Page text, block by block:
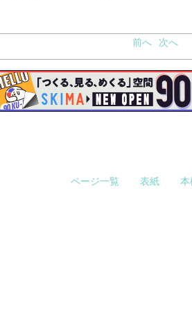
前へ 次へ
ページ一覧 表紙 本